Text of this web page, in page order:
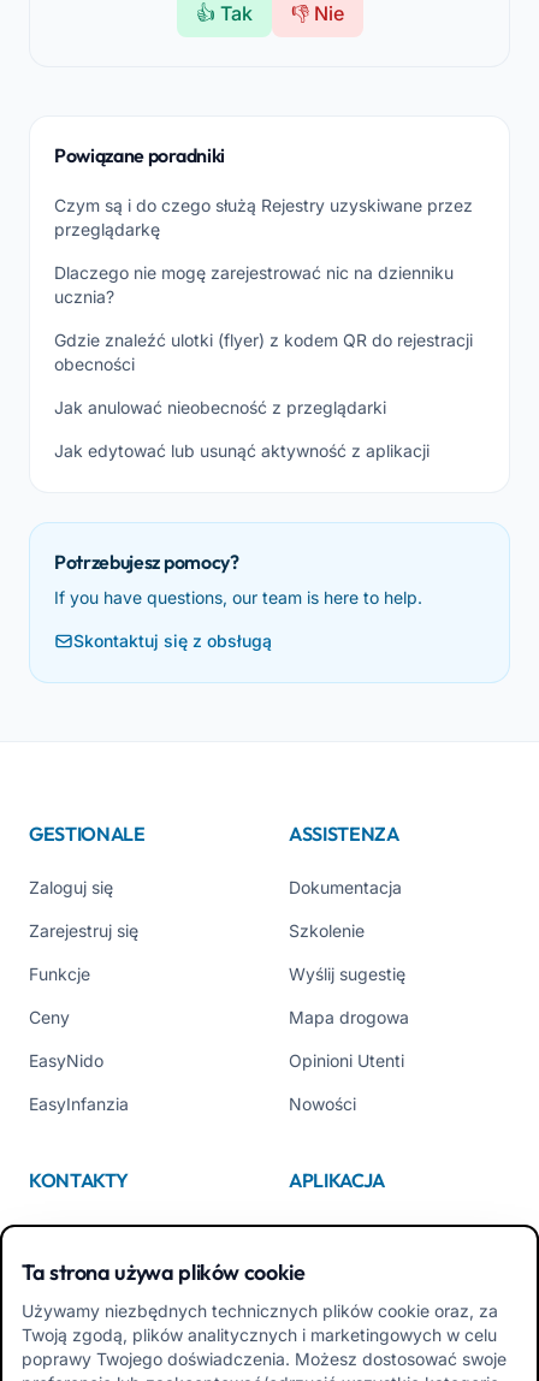
👍 Tak
👎 Nie
Powiązane poradniki
Czym są i do czego służą Rejestry uzyskiwane przez
przeglądarkę
Dlaczego nie mogę zarejestrować nic na dzienniku
ucznia?
Gdzie znaleźć ulotki (flyer) z kodem QR do rejestracji
obecności
Jak anulować nieobecność z przeglądarki
Jak edytować lub usunąć aktywność z aplikacji
Potrzebujesz pomocy?
If you have questions, our team is here to help.
Skontaktuj się z obsługą
GESTIONALE
Zaloguj się
Zarejestruj się
Funkcje
Ceny
EasyNido
EasyInfanzia
ASSISTENZA
Dokumentacja
Szkolenie
Wyślij sugestię
Mapa drogowa
Opinioni Utenti
Nowości
KONTAKTY
Kim jesteśmy
Contattaci
Tel +39 02 84152514
APLIKACJA
App Store
Google Play
Pobierz APK Aplikacja dla
Rodzin
Ta strona używa plików cookie
Używamy niezbędnych technicznych plików cookie oraz, za
Twoją zgodą, plików analitycznych i marketingowych w celu
poprawy Twojego doświadczenia. Możesz dostosować swoje